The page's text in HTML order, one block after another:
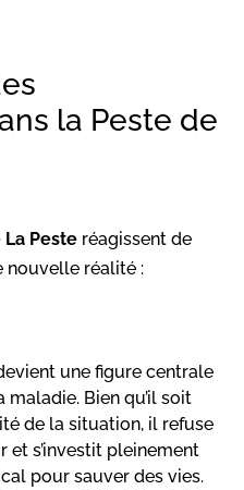
la Peste de
Peste réagissent de
nouvelle réalité :
une figure centrale
Bien qu’il soit
de la situation, il refuse
et s’investit pleinement
pour sauver des vies.